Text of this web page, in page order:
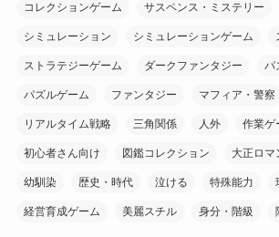
(1)
(1) (8)
(9)
コレクションゲーム サスペンス・ミステリー
シミュレーション シミュレーションゲーム
ストラテジーゲーム ダークファンタジー パ
パズルゲーム ファンタジー マフィア・警察
リアルタイム戦略 三角関係 人外 作業ゲ
初心者さん向け 図鑑コレクション 大正ロマ
幼馴染 歴史・時代 泣ける 特殊能力
経営育成ゲーム 美麗スチル 身分・階級